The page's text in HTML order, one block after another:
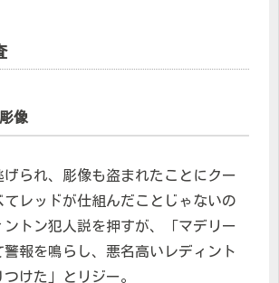
像
げられ、彫像も盗まれたことにクー
てレッドが仕組んだことじゃないの
ントン犯人説を押すが、「マデリー
警報を鳴らし、悪名高いレディント
けた」とリジー。